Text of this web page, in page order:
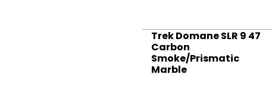
Trek Domane SLR 9 47
Carbon
Smoke/Prismatic
Marble